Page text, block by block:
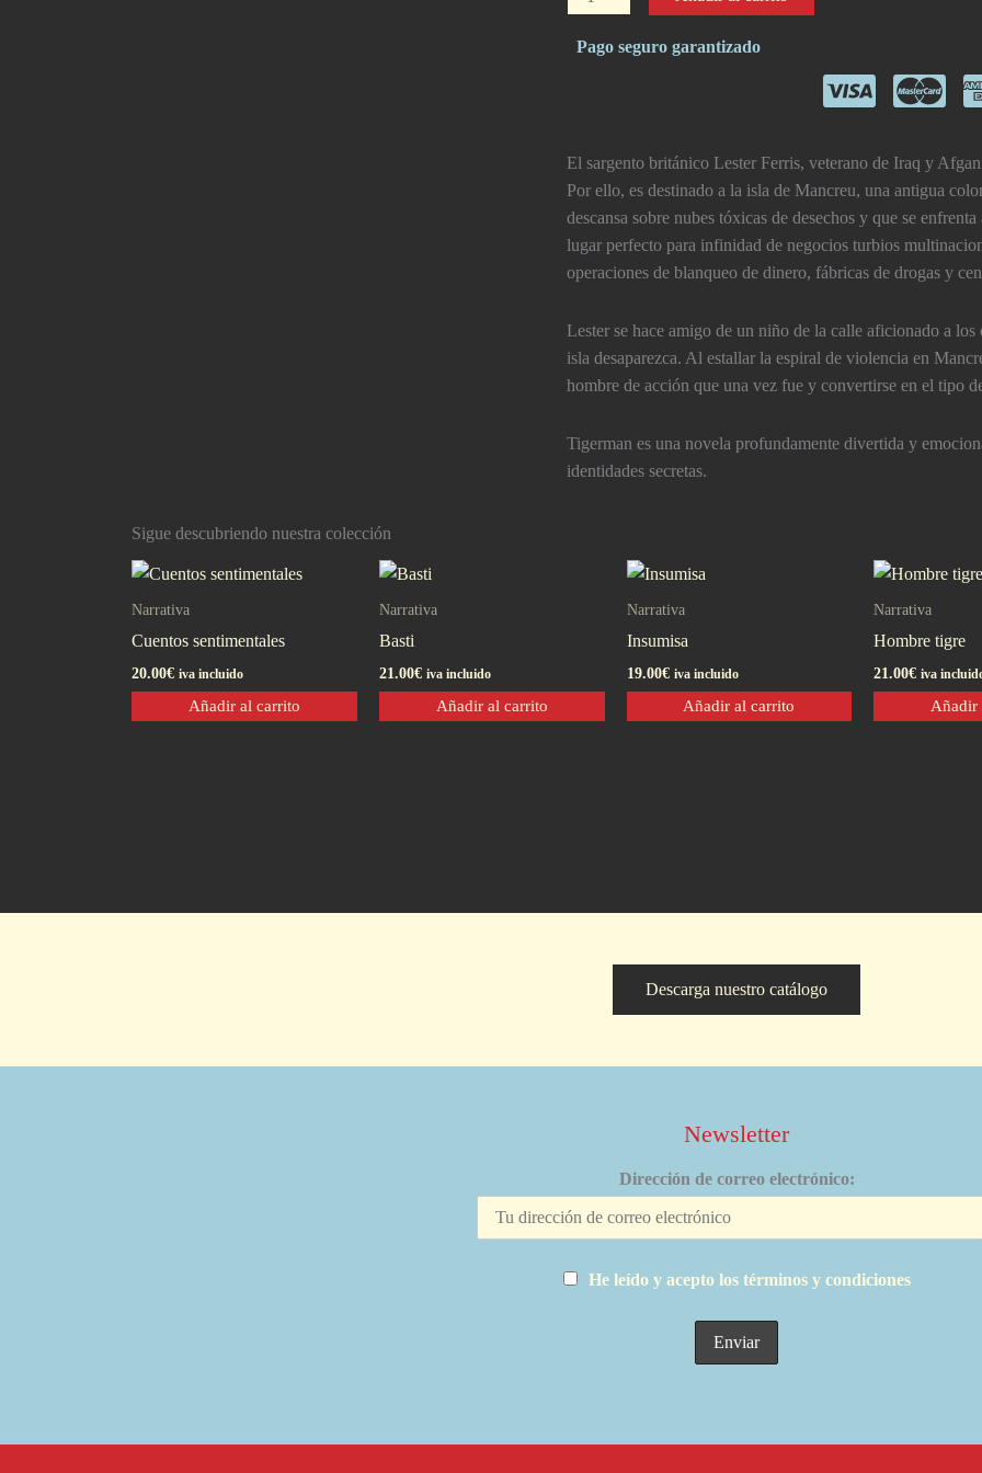
cantidad
Pago seguro garantizado
El sargento británico Lester Ferris, veterano de Iraq y
Por ello, es destinado a la isla de Mancreu, una antigua
descansa sobre nubes tóxicas de desechos y que se
lugar perfecto para infinidad de negocios turbios
operaciones de blanqueo de dinero, fábricas de drogas y
Lester se hace amigo de un niño de la calle aficionado a
isla desaparezca. Al estallar la espiral de violencia en
hombre de acción que una vez fue y convertirse en el tipo
Tigerman es una novela profundamente divertida y
identidades secretas.
Sigue descubriendo nuestra colección
Narrativa
Cuentos sentimentales
20.00€ iva incluido
Añadir al carrito
Narrativa
Basti
21.00€ iva incluido
Añadir al carrito
Narrativa
Insumisa
19.00€ iva incluido
Añadir al carrito
Narrativa
Hombre tigre
21.00€ iva
Añadir
Descarga nuestro catálogo
Newsletter
Dirección de correo electrónico:
He leído y acepto los términos y condiciones